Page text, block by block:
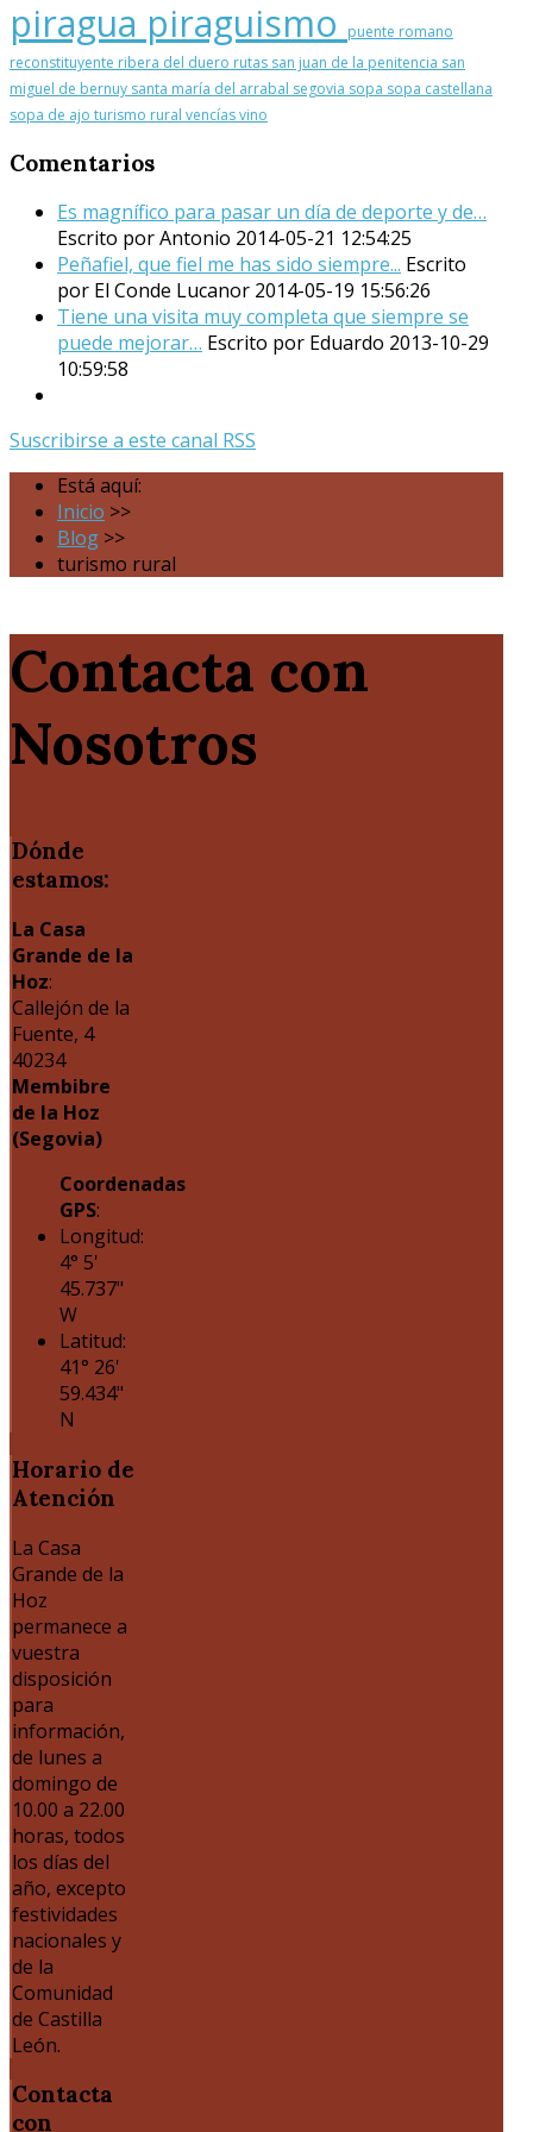
piragua piraguismo
puente romano
reconstituyente ribera del duero rutas san juan de la penitencia san
miguel de bernuy santa maría del arrabal segovia sopa sopa castellana
sopa de ajo turismo rural vencíasvino
Comentarios
Es magnífico para pasar un día de deporte y de…
Escrito por Antonio 2014-05-21 12:54:25
Peñafiel, que fiel me has sido siempre... Escrito
por El Conde Lucanor 2014-05-19 15:56:26
Tiene una visita muy completa que siempre se
puede mejorar… Escrito por Eduardo 2013-10-29
10:59:58
Suscribirse a este canal RSS
Está aquí:
Inicio >>
Blog >>
turismo rural
Contacta con
Nosotros
Dónde
estamos:
La Casa
Grande de la
Hoz:
Callejón de la
Fuente, 4
40234
Membibre
de la Hoz
(Segovia)
Coordenadas
GPS:
Longitud:
4° 5'
45.737"
W
Latitud:
41° 26'
59.434"
N
Horario de
Atención
La Casa
Grande de la
Hoz
permanece a
vuestra
disposición
para
información,
de lunes a
domingo de
10.00 a 22.00
horas, todos
los días del
año, excepto
festividades
nacionales y
de la
Comunidad
de Castilla
León.
Contacta
con